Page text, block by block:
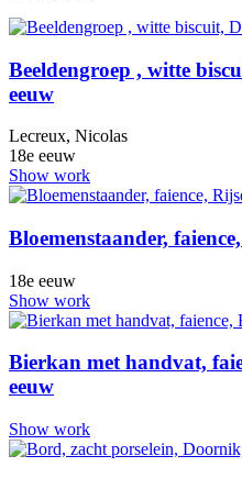
Beeldengroep , witte
eeuw
Lecreux, Nicolas
18e eeuw
Show work
Bloemenstaander,
18e eeuw
Show work
Bierkan met handvat,
eeuw
Show work